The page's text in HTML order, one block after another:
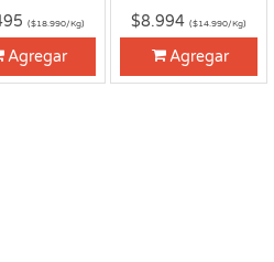
($18.990/Kg)
Agregar
$8.994($14.990/Kg)
Agregar